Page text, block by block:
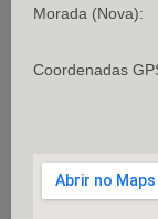
Morada (Nova):
Coordenadas